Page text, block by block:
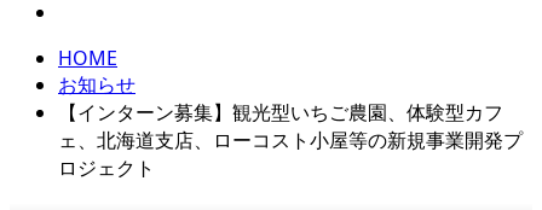
HOME
お知らせ
【インターン募集】観光型いちご農園、体験型カフ
ェ、北海道支店、ローコスト小屋等の新規事業開発プ
ロジェクト